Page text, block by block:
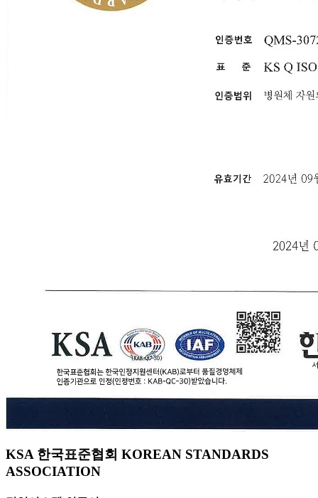
KSA 한국표준협회 KOREAN STANDARDS
ASSOCIATION